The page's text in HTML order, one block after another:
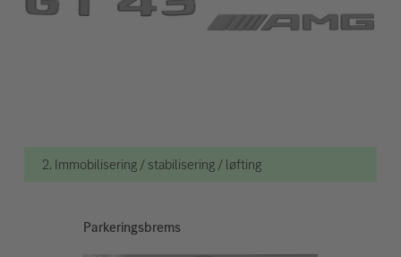
2. Immobilisering / stabilisering / løfting
Parkeringsbrems